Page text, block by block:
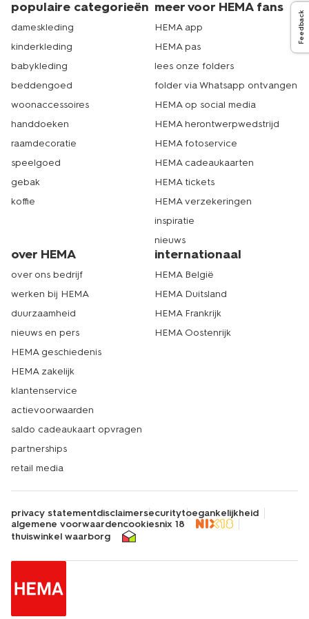
Feedback
populaire categorieën
dameskleding
kinderkleding
babykleding
beddengoed
woonaccessoires
handdoeken
raamdecoratie
speelgoed
gebak
koffie
meer voor HEMA fans
HEMA app
HEMA pas
lees onze folders
folder via Whatsapp ontvangen
HEMA op social media
HEMA herontwerpwedstrijd
HEMA fotoservice
HEMA cadeaukaarten
HEMA tickets
HEMA verzekeringen
inspiratie
nieuws
over HEMA
over ons bedrijf
werken bij HEMA
duurzaamheid
nieuws en pers
HEMA geschiedenis
HEMA zakelijk
klantenservice
actievoorwaarden
saldo cadeaukaart opvragen
partnerships
retail media
internationaal
HEMA België
HEMA Duitsland
HEMA Frankrijk
HEMA Oostenrijk
privacy statementdisclaimersecuritytoegankelijkheid
algemene voorwaardencookiesnix 18
thuiswinkel waarborg